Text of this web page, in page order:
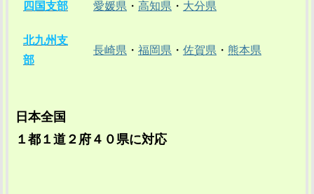
四国支部 愛媛県 ・ 高知県 ・ 大分県
北九州支
部
長崎県 ・ 福岡県 ・ 佐賀県 ・ 熊本県
日本全国
１都１道２府４０県に対応